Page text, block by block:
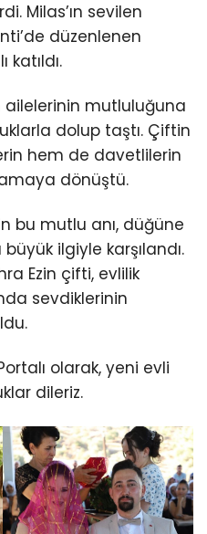
Milas’ın sevilen
düzenlenen
katıldı.
ailelerinin mutluluğuna
dolup taştı. Çiftin
hem de davetlilerin
dönüştü.
bu mutlu anı, düğüne
ilgiyle karşılandı.
Ezin çifti, evlilik
sevdiklerinin
olarak, yeni evli
dileriz.